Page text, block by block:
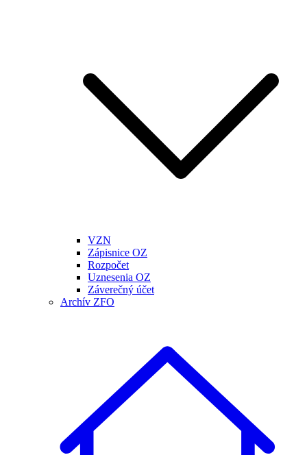
VZN
Zápisnice OZ
Rozpočet
Uznesenia OZ
Záverečný účet
Archív ZFO